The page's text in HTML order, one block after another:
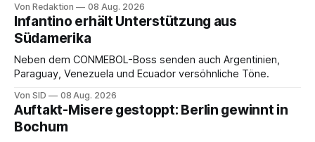
Von Redaktion 08 Aug. 2026
Infantino erhält Unterstützung aus
Südamerika
Neben dem CONMEBOL-Boss senden auch Argentinien,
Paraguay, Venezuela und Ecuador versöhnliche Töne.
Von SID 08 Aug. 2026
Auftakt-Misere gestoppt: Berlin gewinnt in
Bochum